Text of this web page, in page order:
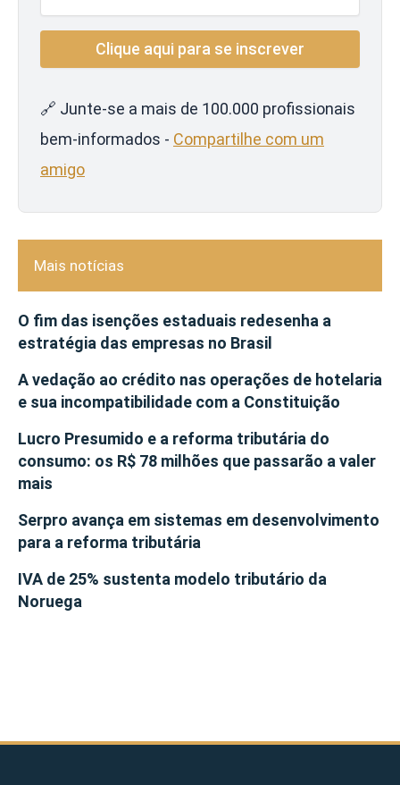
🔗 Junte-se a mais de 100.000 profissionais
bem-informados - Compartilhe com um
amigo
Mais notícias
O fim das isenções estaduais redesenha a
estratégia das empresas no Brasil
A vedação ao crédito nas operações de hotelaria
e sua incompatibilidade com a Constituição
Lucro Presumido e a reforma tributária do
consumo: os R$ 78 milhões que passarão a valer
mais
Serpro avança em sistemas em desenvolvimento
para a reforma tributária
IVA de 25% sustenta modelo tributário da
Noruega